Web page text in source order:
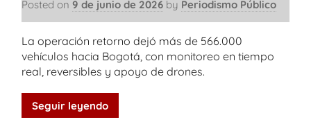
Posted on 9 de junio de 2026 by Periodismo Público
La operación retorno dejó más de 566.000
vehículos hacia Bogotá, con monitoreo en tiempo
real, reversibles y apoyo de drones.
Seguir leyendo